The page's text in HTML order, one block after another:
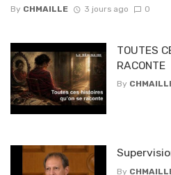
By CHMAILLE 3 jours ago 0
TOUTES
RACONTE
By
By